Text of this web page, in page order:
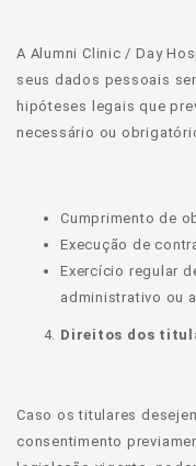
A Alumni Clinic / Day
seus dados pessoais
hipóteses legais que
necessário ou
Cumprimento de
Execução de
Exercício regular
administrativo ou
Direitos dos
Caso os titulares
consentimento